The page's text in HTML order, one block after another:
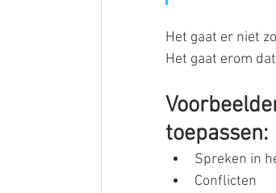
Het gaat er niet
Het gaat erom
toepassen:
Spreken in
Conflicten